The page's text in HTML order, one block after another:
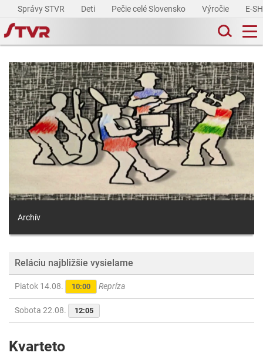
Správy STVR Deti Pečie celé Slovensko Výročie E-
Archív
Reláciu najbližšie vysielame
Piatok 14.08. 10:00 Repríza
Sobota 22.08. 12:05
Kvarteto